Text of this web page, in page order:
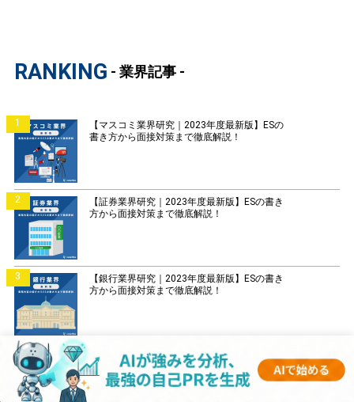
RANKING - 業界記事 -
1
【マスコミ業界研究｜2023年度最新版】ESの
書き方から面接対策まで徹底解説！
2
【証券業界研究｜2023年度最新版】ESの書き
方から面接対策まで徹底解説！
3
【銀行業界研究｜2023年度最新版】ESの書き
方から面接対策まで徹底解説！
4
【菓子業界研究｜2023年度最新版】ESの書き
方から面接対策まで徹底解説！